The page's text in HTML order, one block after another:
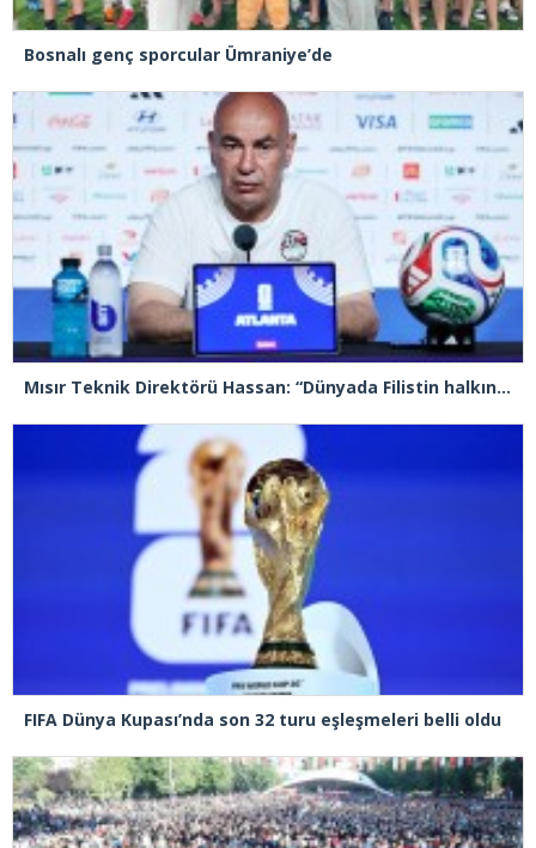
Bosnalı genç sporcular Ümraniye’de
Mısır Teknik Direktörü Hassan: “Dünyada Filistin halkının acısını hissetmeyen, insan olmayı hak etmiyor”
FIFA Dünya Kupası’nda son 32 turu eşleşmeleri belli oldu